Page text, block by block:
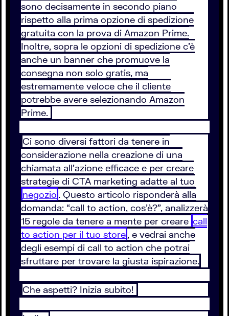
sono decisamente in secondo piano
rispetto alla prima opzione di spedizione
gratuita con la prova di Amazon Prime.
Inoltre, sopra le opzioni di spedizione c’è
anche un banner che promuove la
consegna non solo gratis, ma
estremamente veloce che il cliente
potrebbe avere selezionando Amazon
Prime.
Ci sono diversi fattori da tenere in
considerazione nella creazione di una
chiamata all’azione efficace e per creare
strategie di CTA marketing adatte al tuo
negozio . Questo articolo risponderà alla
domanda: “call to action, cos’è?”, analizzerà
15 regole da tenere a mente per creare call
to action per il tuo store, e vedrai anche
degli esempi di call to action che potrai
sfruttare per trovare la giusta ispirazione.
Che aspetti? Inizia subito!